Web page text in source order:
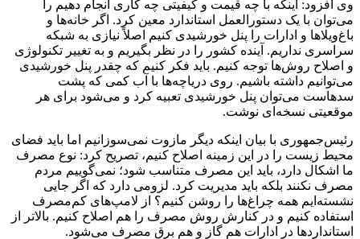
وی افزود: اینکه با چه قیمت و کیفیتی چه کاری انجام دهیم را
می‌توان با یک دستورالعمل استاندارد معین کرد. اگر خانه‌ها و
باغ‌ویلاها و ادارات را پنل خورشیدی کنیم اصلاً نیازی به شبکه
سراسری نداریم. آینده کشور را در نظر بگیریم و به تغییر تکنولوژی
و اصلاح روش‌ها توجه کنیم. باید فکر کنیم که چقدر پنل خورشیدی
می‌توانیم داشته باشیم. روی دریاچه‌ها با آب کمی که پشت
سدهاست می‌توان پنل خورشیدی تعبیه کرد و می‌شود برای هر
موقعیتی نسخه‌ای نوشت.
رئیس‌جمهوری با بیان اینکه دیگر مازوت نمی‌سوزانیم اما باید فضای
محیط زیست را در این زمینه اصلاح کنیم، تصریح کرد: نوع مصرف
ما اشکال دارد، باید این مصرف متناسب شود؛ نمی‌گوییم مردم
مصرف نکنند بلکه باید مدیریت کرد. لزومی دارد که اگر جایی
نشسته‌ایم همه چراغ‌ها را روشن کنیم؟ از لامپ‌های کم‌مصرف
استفاده کنیم و در کنارش روش مصرف را هم اصلاح کنیم. بالاتر از
استانداردها در ادارات هم گاز و هم برق مصرف می‌شود.